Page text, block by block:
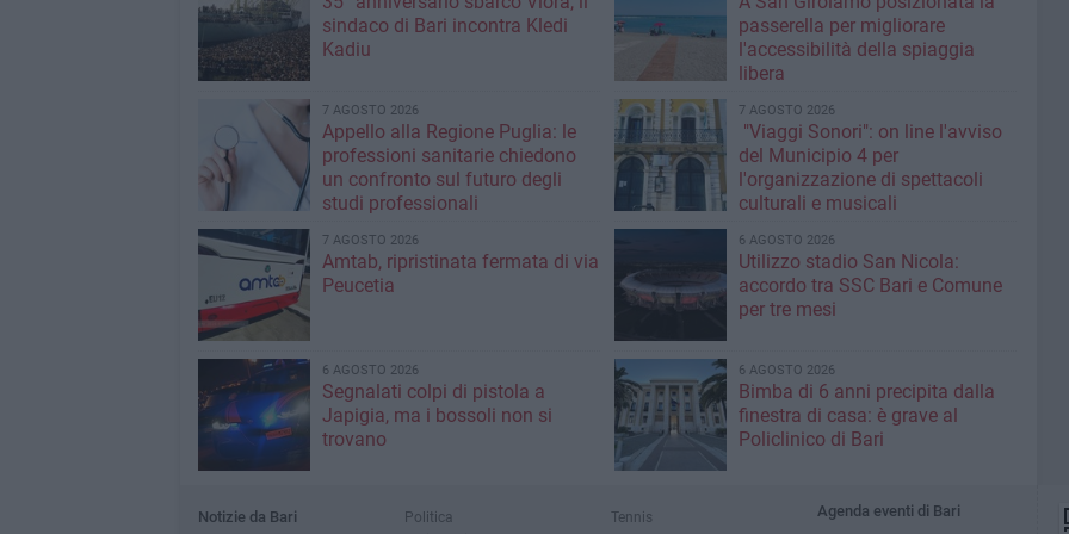
sindaco di Bari incontra Kledi
Kadiu
passerella per migliorare
l'accessibilità della spiaggia
libera
7 AGOSTO 2026
Appello alla Regione Puglia: le
professioni sanitarie chiedono
un confronto sul futuro degli
studi professionali
7 AGOSTO 2026
"Viaggi Sonori": on line l'avviso
del Municipio 4 per
l'organizzazione di spettacoli
culturali e musicali
7 AGOSTO 2026
Amtab, ripristinata fermata di via
Peucetia
6 AGOSTO 2026
Utilizzo stadio San Nicola:
accordo tra SSC Bari e Comune
per tre mesi
6 AGOSTO 2026
Segnalati colpi di pistola a
Japigia, ma i bossoli non si
trovano
6 AGOSTO 2026
Bimba di 6 anni precipita dalla
finestra di casa: è grave al
Policlinico di Bari
Notizie da Bari
Politica
Tennis
Agenda eventi di Bari